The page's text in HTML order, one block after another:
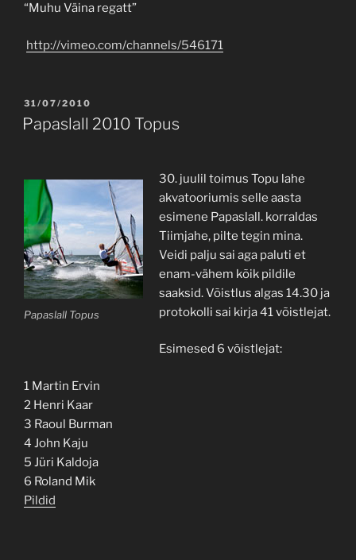
“Muhu Väina regatt”
http://vimeo.com/channels/546171
POSTED
ON
31/07/2010
Papaslall 2010 Topus
Papaslall Topus
30. juulil toimus Topu lahe
akvatooriumis selle aasta
esimene Papaslall. korraldas
Tiimjahe, pilte tegin mina.
Veidi palju sai aga paluti et
enam-vähem kõik pildile
saaksid. Võistlus algas 14.30 ja
protokolli sai kirja 41 võistlejat.
Esimesed 6 võistlejat:
1 Martin Ervin
2 Henri Kaar
3 Raoul Burman
4 John Kaju
5 Jüri Kaldoja
6 Roland Mik
Pildid